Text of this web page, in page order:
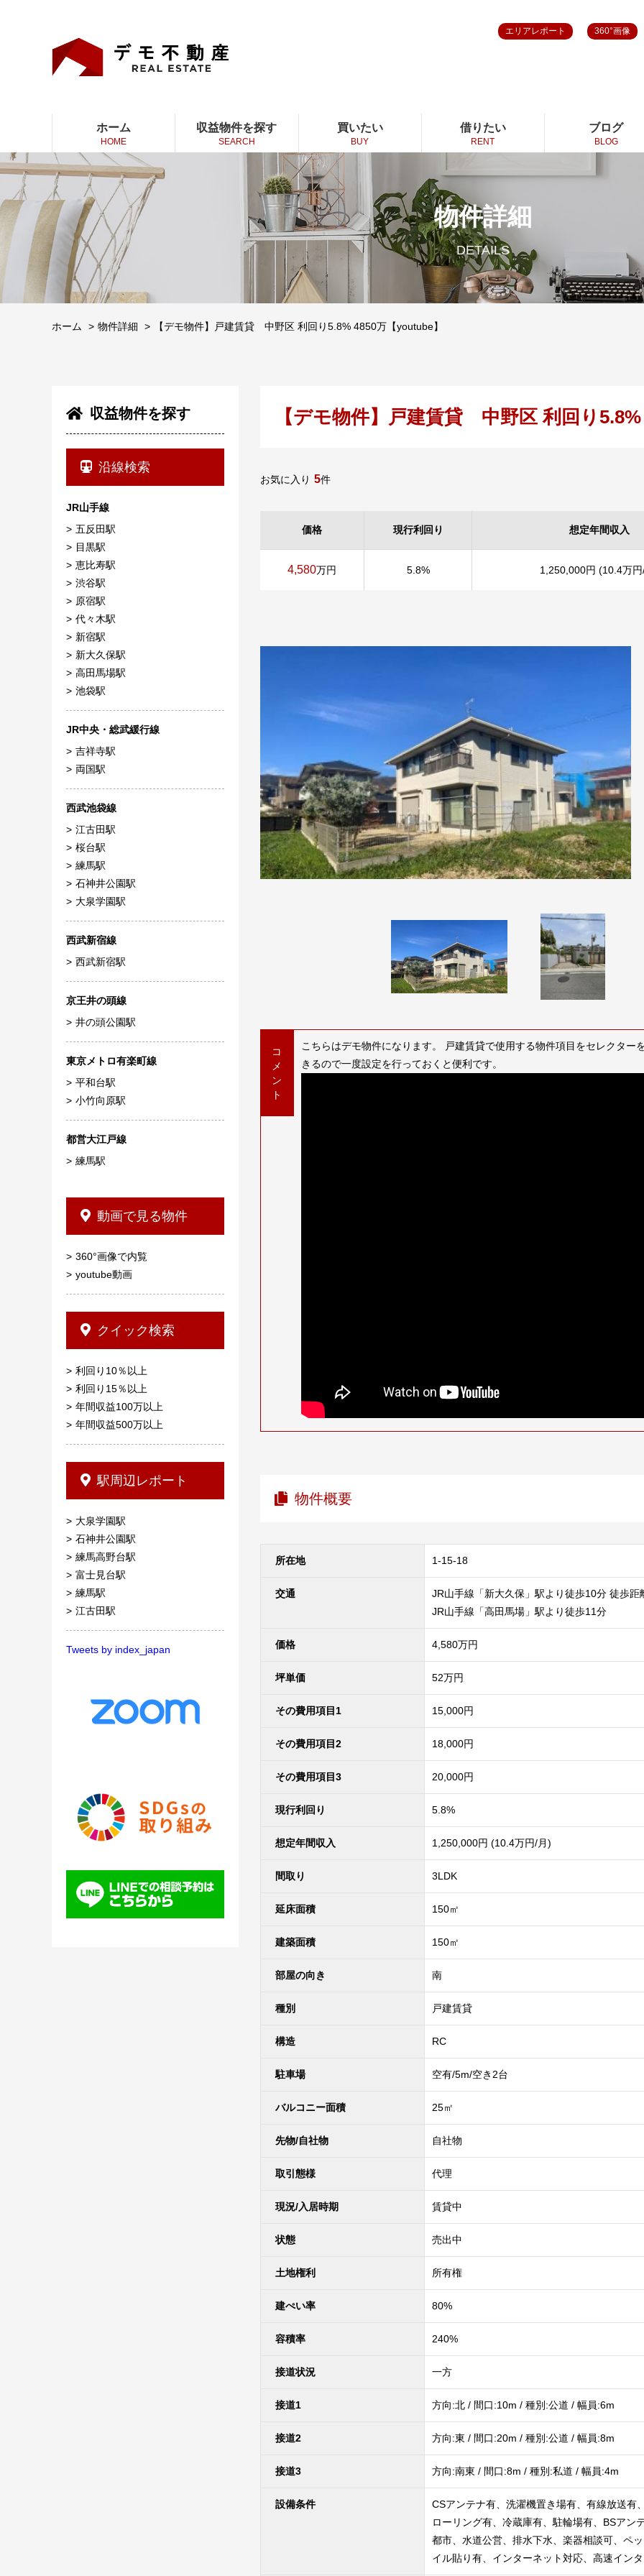
エリアレポート 360°画像
ホーム
HOME
収益物件を探す
SEARCH
買いたい
BUY
借りたい
RENT
ブログ
BLOG
物件詳細
DETAILS
ホーム 物件詳細 【デモ物件】戸建賃貸 中野区 利回り5.8% 4850万【youtube】
収益物件を探す
沿線検索
JR山手線
五反田駅
目黒駅
恵比寿駅
渋谷駅
原宿駅
代々木駅
新宿駅
新大久保駅
高田馬場駅
池袋駅
JR中央・総武緩行線
吉祥寺駅
両国駅
西武池袋線
江古田駅
桜台駅
練馬駅
石神井公園駅
大泉学園駅
西武新宿線
西武新宿駅
京王井の頭線
井の頭公園駅
東京メトロ有楽町線
平和台駅
小竹向原駅
都営大江戸線
練馬駅
動画で見る物件
360°画像で内覧
youtube動画
クイック検索
利回り10％以上
利回り15％以上
年間収益100万以上
年間収益500万以上
駅周辺レポート
大泉学園駅
石神井公園駅
練馬高野台駅
富士見台駅
練馬駅
江古田駅
Tweets by index_japan
【デモ物件】戸建賃貸 中野区 利回り
お気に入り 5件
価格 現行利回り 想定年間収入
4,580万円 5.8% 1,250,000円 (10.4万
コ
メ
ン
ト
こちらはデモ物件になります。 戸建賃貸で使用する物件項目をセレクタ
きるので一度設定を行っておくと便利です。
物件概要
所在地 1-15-18
交通
JR山手線「新大久保」駅より徒歩10分 徒歩距
JR山手線「高田馬場」駅より徒歩11分
価格 4,580万円
坪単価 52万円
その費用項目1 15,000円
その費用項目2 18,000円
その費用項目3 20,000円
現行利回り 5.8%
想定年間収入 1,250,000円 (10.4万円/月)
間取り 3LDK
延床面積 150㎡
建築面積 150㎡
部屋の向き 南
種別 戸建賃貸
構造 RC
駐車場 空有/5m/空き2台
バルコニー面積 25㎡
先物/自社物 自社物
取引態様 代理
現況/入居時期 賃貸中
状態 売出中
土地権利 所有権
建ぺい率 80%
容積率 240%
接道状況 一方
接道1 方向:北 / 間口:10m / 種別:公道 / 幅員:6m
接道2 方向:東 / 間口:20m / 種別:公道 / 幅員:8m
接道3 方向:南東 / 間口:8m / 種別:私道 / 幅員:4m
設備条件
CSアンテナ有、洗濯機置き場有、有線放送有
ローリング有、冷蔵庫有、駐輪場有、BSアン
都市、水道公営、排水下水、楽器相談可、ペ
イル貼り有、インターネット対応、高速イン